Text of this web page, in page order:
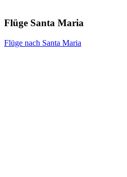
Flüge Santa Maria
Flüge nach Santa Maria